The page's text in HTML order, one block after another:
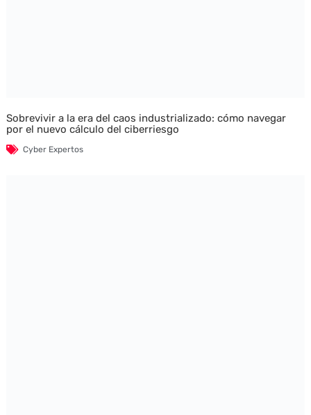
Sobrevivir a la era del caos industrializado: cómo navegar
por el nuevo cálculo del ciberriesgo
Cyber Expertos